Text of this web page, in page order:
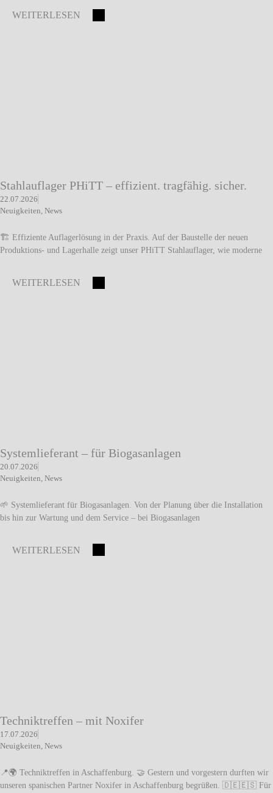
WEITERLESEN
Stahlauflager PHiTT – effizient. tragfähig. sicher.
22.07.2026
Neuigkeiten, News
🏗️ Effiziente Auflagerlösung in der Praxis. Auf der Baustelle der neuen
Produktions- und Lagerhalle zeigt unser PHiTT Stahlauflager, wie moderne
WEITERLESEN
Systemlieferant – für Biogasanlagen
20.07.2026
Neuigkeiten, News
🌱 Systemlieferant für Biogasanlagen. Von der Planung über die Installation
bis hin zur Wartung und dem Service – bei Biogasanlagen
WEITERLESEN
Techniktreffen – mit Noxifer
17.07.2026
Neuigkeiten News
📍🌍 Techniktreffen in Aschaffenburg. 🤝 Gestern und vorgestern durften wir
unseren spanischen Partner Noxifer in Aschaffenburg begrüßen. 🇩🇪🇪🇸 Für